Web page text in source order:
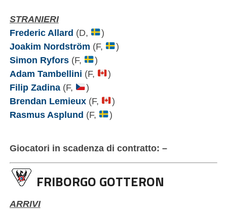
STRANIERI
Frederic Allard (D,
)
Joakim Nordström (F,
)
Simon Ryfors(F,
)
Adam Tambellini (F,
)
Filip Zadina(F,
)
Brendan Lemieux(F,
)
Rasmus Asplund (F, )
Giocatori in scadenza di contratto: –
FRIBORGO GOTTERON
ARRIVI